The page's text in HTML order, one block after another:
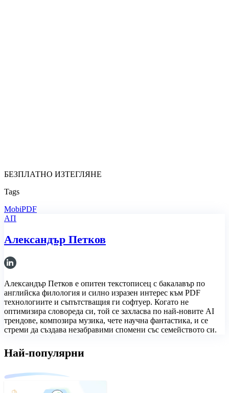
БЕЗПЛАТНО ИЗТЕГЛЯНЕ
Tags
MobiPDF
АП
Александър Петков
Александър Петков е опитен текстописец с бакалавър по
английска филология и силно изразен интерес към PDF
технологиите и съпътстващия ги софтуер. Когато не
оптимизира словореда си, той се захласва по най-новите AI
трендове, композира музика, чете научна фантастика, и се
стреми да създава незабравими спомени със семейството си.
Най-популярни